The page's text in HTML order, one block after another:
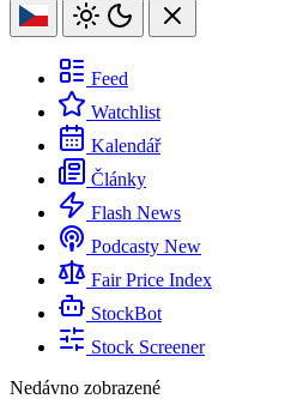
Feed
Watchlist
Kalendář
Články
Flash News
Podcasty New
Fair Price Index
StockBot
Stock Screener
Nedávno zobrazené